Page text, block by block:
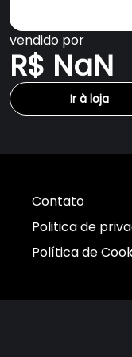
vendido por
R$ NaN
Ir à loja
Contato
Politica de
Política de